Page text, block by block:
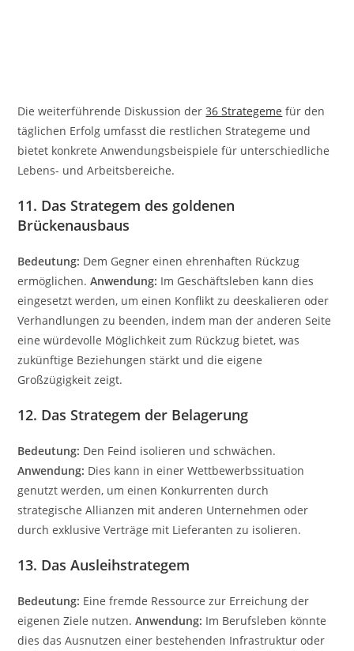
Die weiterführende Diskussion der36 Strategeme für den
täglichen Erfolg umfasst die restlichen Strategeme und
bietet konkrete Anwendungsbeispiele für unterschiedliche
Lebens- und Arbeitsbereiche.
11. Das Strategem des goldenen
Brückenausbaus
Bedeutung: Dem Gegner einen ehrenhaften Rückzug
ermöglichen.Anwendung: Im Geschäftsleben kann dies
eingesetzt werden, um einen Konflikt zu deeskalieren oder
Verhandlungen zu beenden, indem man der anderen Seite
eine würdevolle Möglichkeit zum Rückzug bietet, was
zukünftige Beziehungen stärkt und die eigene
Großzügigkeit zeigt.
12. Das Strategem der Belagerung
Bedeutung: Den Feind isolieren und schwächen.
Anwendung: Dies kann in einer Wettbewerbssituation
genutzt werden, um einen Konkurrenten durch
strategische Allianzen mit anderen Unternehmen oder
durch exklusive Verträge mit Lieferanten zu isolieren.
13. Das Ausleihstrategem
Bedeutung: Eine fremde Ressource zur Erreichung der
eigenen Ziele nutzen.Anwendung: Im Berufsleben könnte
dies das Ausnutzen einer bestehenden Infrastruktur oder